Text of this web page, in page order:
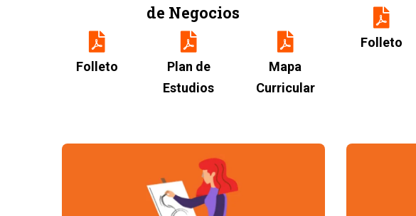
de Negocios
Folleto
Plan de
Estudios
Mapa
Curricular
Folleto